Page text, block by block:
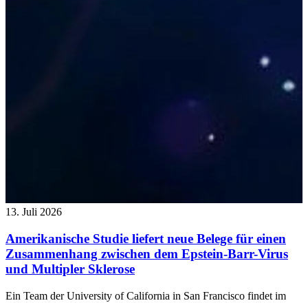
13. Juli 2026
Amerikanische Studie liefert neue Belege für einen
Zusammenhang zwischen dem Epstein-Barr-Virus
und Multipler Sklerose
Ein Team der University of California in San Francisco findet im